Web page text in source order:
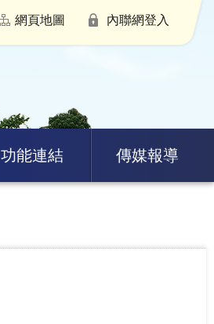
網頁地圖 內聯網登入
功能連結 傳媒報導